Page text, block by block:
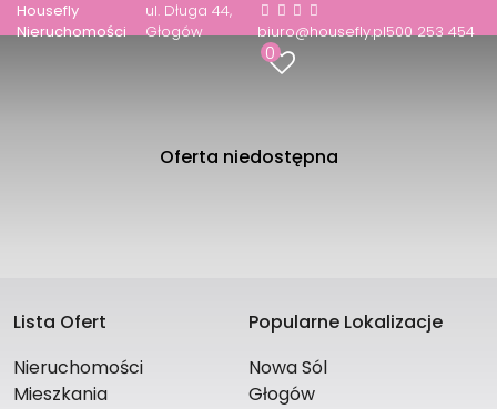
Housefly
Nieruchomości
ul. Długa 44
Głogów
biuro@housefly.pl500 253 454
0
Oferta niedostępna
Lista Ofert
Nieruchomości
Mieszkania
Popularne Lokalizacje
Nowa Sól
Głogów